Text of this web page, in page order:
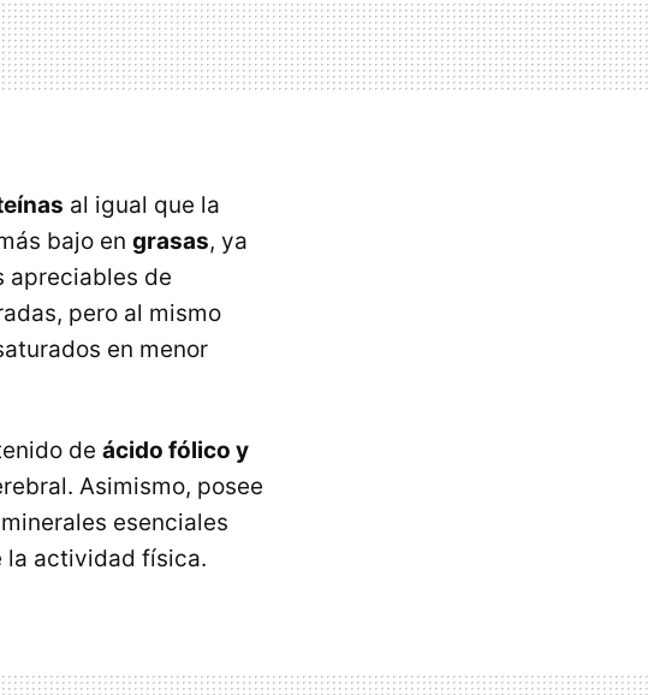
al igual que la
bajo en grasas, ya
apreciables de
pero al mismo
en menor
de ácido fólico y
Asimismo, posee
minerales esenciales
la actividad física.